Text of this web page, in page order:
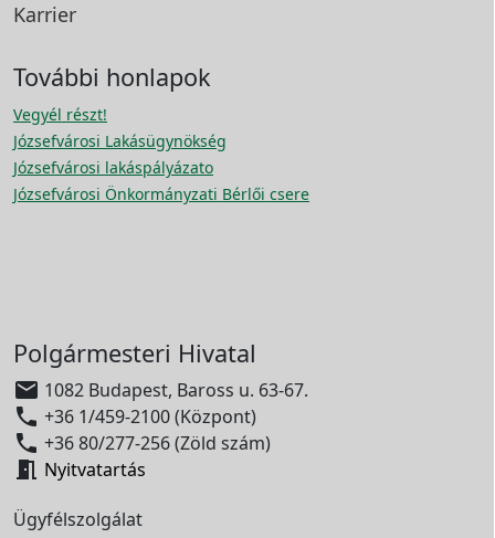
Karrier
További honlapok
Vegyél részt!
Józsefvárosi Lakásügynökség
Józsefvárosi lakáspályázato
Józsefvárosi Önkormányzati Bérlői csere
Polgármesteri Hivatal
 1082 Budapest, Baross u. 63-67.
 +36 1/459-2100 (Központ)
 +36 80/277-256 (Zöld szám)
 Nyitvatartás
Ügyfélszolgálat